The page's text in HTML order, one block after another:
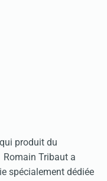
produit du
Romain Tribaut a
spécialement dédiée